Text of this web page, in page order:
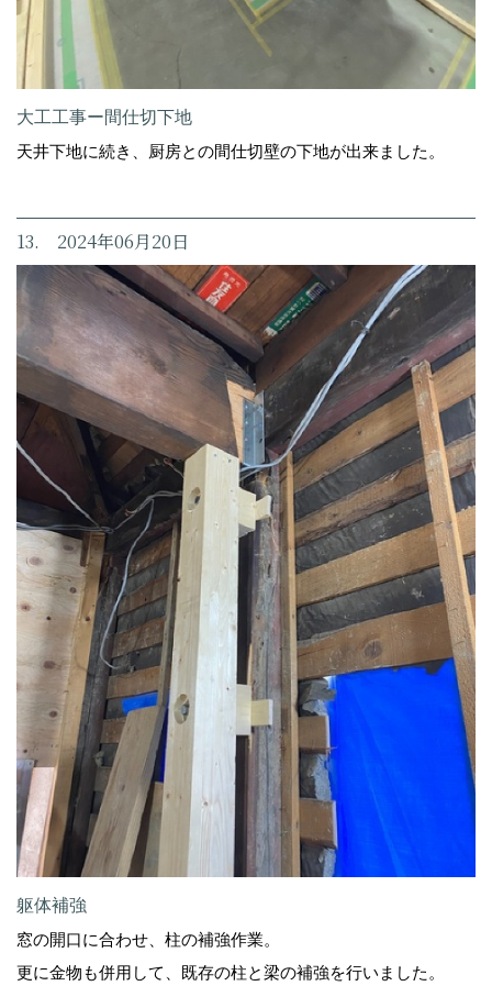
大工工事ー間仕切下地
天井下地に続き、厨房との間仕切壁の下地が出来ました。
13. 2024年06月20日
躯体補強
窓の開口に合わせ、柱の補強作業。
更に金物も併用して、既存の柱と梁の補強を行いました。